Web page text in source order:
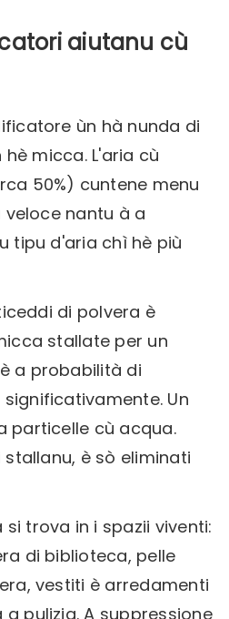
aiutanu cù
ùn hà nunda di
micca. L'aria cù
50%) cuntene menu
nantu à a
tipu d'aria chì hè più
di polvera è
stallate per un
a probabilità di
Un
particelle cù acqua.
è sò eliminati
trova in i spazii viventi:
di biblioteca, pelle
vestiti è arredamenti
pulizia. A suppressione